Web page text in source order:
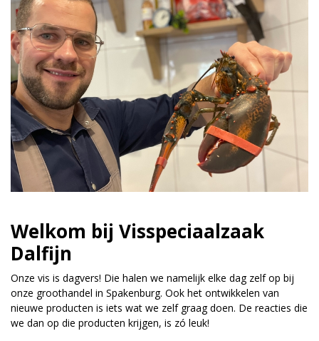
Welkom bij Visspeciaalzaak
Dalfijn
Onze vis is dagvers! Die halen we namelijk elke dag zelf op bij
onze groothandel in Spakenburg. Ook het ontwikkelen van
nieuwe producten is iets wat we zelf graag doen. De reacties die
we dan op die producten krijgen, is zó leuk!